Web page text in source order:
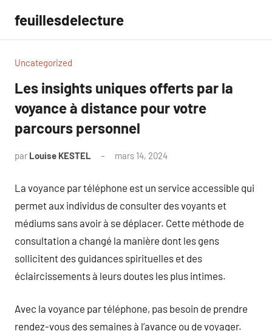
contenu
feuillesdelecture
Uncategorized
Les insights uniques offerts par la
voyance à distance pour votre
parcours personnel
par Louise KESTEL mars 14, 2024
La voyance par téléphone est un service accessible qui
permet aux individus de consulter des voyants et
médiums sans avoir à se déplacer. Cette méthode de
consultation a changé la manière dont les gens
sollicitent des guidances spirituelles et des
éclaircissements à leurs doutes les plus intimes.
Avec la voyance par téléphone, pas besoin de prendre
rendez-vous des semaines à l’avance ou de voyager.